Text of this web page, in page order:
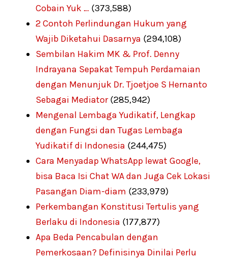
Cobain Yuk … (373,588)
2 Contoh Perlindungan Hukum yang
Wajib Diketahui Dasarnya (294,108)
Sembilan Hakim MK & Prof. Denny
Indrayana Sepakat Tempuh Perdamaian
dengan Menunjuk Dr. Tjoetjoe S Hernanto
Sebagai Mediator (285,942)
Mengenal Lembaga Yudikatif, Lengkap
dengan Fungsi dan Tugas Lembaga
Yudikatif di Indonesia (244,475)
Cara Menyadap WhatsApp lewat Google,
bisa Baca Isi Chat WA dan Juga Cek Lokasi
Pasangan Diam-diam (233,979)
Perkembangan Konstitusi Tertulis yang
Berlaku di Indonesia (177,877)
Apa Beda Pencabulan dengan
Pemerkosaan? Definisinya Dinilai Perlu